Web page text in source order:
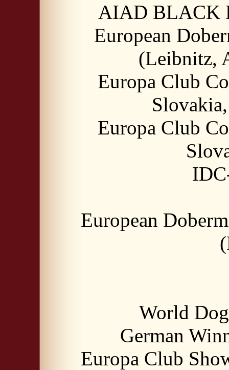
AIAD BLACK
European
(Leibnitz,
Europa Club
Europa Club
European
World
German
Europa Club